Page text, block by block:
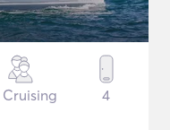
Cruising 4